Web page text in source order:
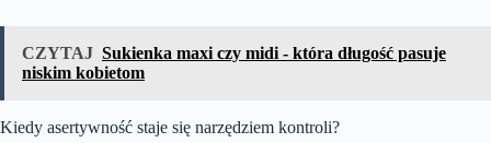
CZYTAJ Sukienka maxi czy midi - która długość pasuje
niskim kobietom
Kiedy asertywność staje się narzędziem kontroli?